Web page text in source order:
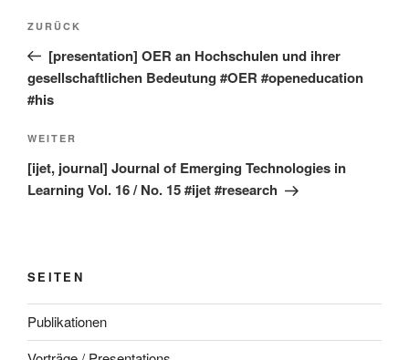
Beitragsnavigation
Vorheriger
Beitrag
ZURÜCK
[presentation] OER an Hochschulen und ihrer
gesellschaftlichen Bedeutung #OER #openeducation
#his
Nächster
Beitrag
WEITER
[ijet, journal] Journal of Emerging Technologies in
Learning Vol. 16 / No. 15 #ijet #research
SEITEN
Publikationen